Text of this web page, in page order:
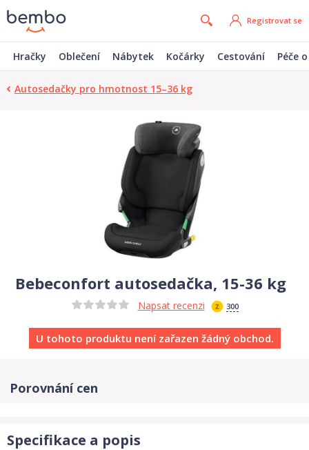
Registrovat se
Hračky Oblečení Nábytek Kočárky Cestování Péče
Autosedačky pro hmotnost 15–36 kg
Bebeconfort autosedačka, 15-36 kg
Napsat recenzi 300
U tohoto produktu není zařazen žádný obchod.
Porovnání cen
Specifikace a popis